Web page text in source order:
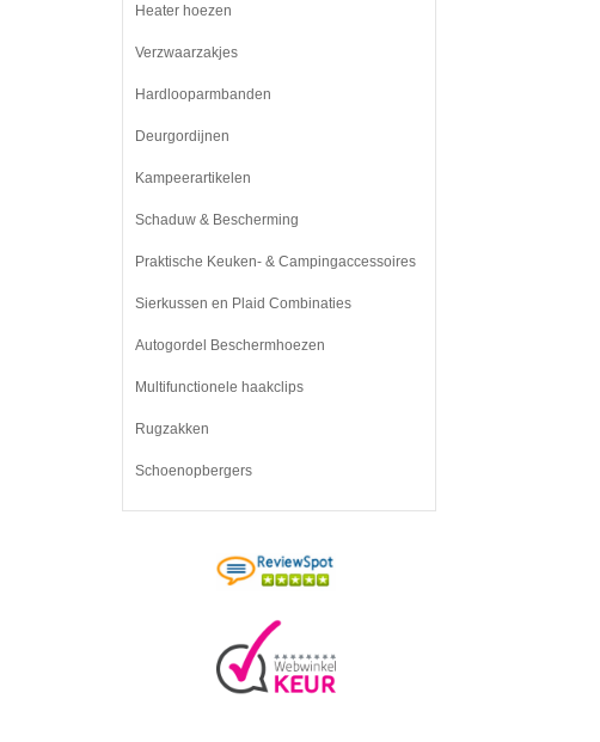
Heater hoezen
Verzwaarzakjes
Hardlooparmbanden
Deurgordijnen
Kampeerartikelen
Schaduw & Bescherming
Praktische Keuken- & Campingaccessoires
Sierkussen en Plaid Combinaties
Autogordel Beschermhoezen
Multifunctionele haakclips
Rugzakken
Schoenopbergers